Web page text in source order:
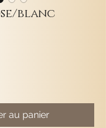
blanc
au panier